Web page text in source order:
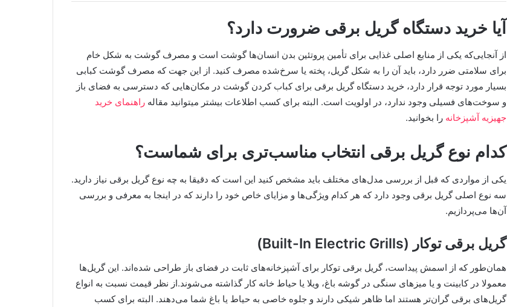
آیا خرید دستگاه گریل برقی ضرورت دارد؟
از آنجایی‌که یکی از منابع اصلی غذایی برای تأمین پروتئین بدن انسان‌ها گوشت است و مصرف گوشت به شکل خام
برای سلامتی ضرر دارد، باید آن را به شکل گریل، پخته یا سرخ‌شده مصرف کنید. از این‌ جهت که مصرف گوشت کبابی
بسیار مورد توجه قرار دارد، خرید دستگاه گریل برقی برای کباب کردن گوشت در مکان‌هایی که دسترسی به فضای باز
و سوخت‌های فسیلی وجود ندارد، در اولویت است. البته برای کسب اطلاعات بیشتر میتوانید مقاله راهنمای خرید
جهیزیه آشپزخانه را بخوانید.
کدام نوع گریل برقی انتخاب مناسب‌تری برای شماست؟
یکی از مواردی که قبل از بررسی مدل‌های مختلف باید مشخص کنید این است که دقیقا به چه نوع گریل برقی نیاز دارید.
سه نوع اصلی گریل برقی وجود دارد که هر کدام ویژگی‌ها و مزایای خاص خود را دارند که در اینجا به معرفی و بررسی
آن‌ها می‌پردازیم.
گریل برقی توکار (Built-In Electric Grills)
همان‌طور که از اسمش پیداست، گریل برقی توکار برای آشپزخانه‌های ثابت در فضای باز طراحی شده‌اند. این گریل‌ها
معمولا در کابینت و یا میزهای سنگی در گوشه باغ، ویلا یا حیاط خانه کار گذاشته می‌شوند.از نظر قیمت نسبت به انواع
گریل‌های برقی گران‌تر هستند اما ظاهر شیکی دارند و جلوه خاصی به حیاط یا باغ شما می‌دهند. البته برای کسب